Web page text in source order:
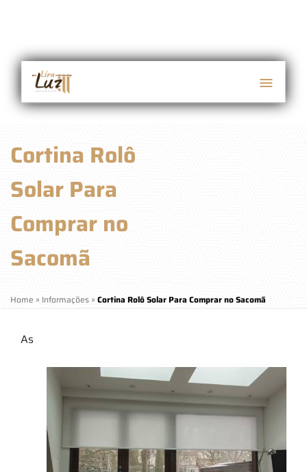
Cortina Rolô
Solar Para
Comprar no
Sacomã
Home » Informações » Cortina Rolô Solar Para Comprar no Sacomã
As